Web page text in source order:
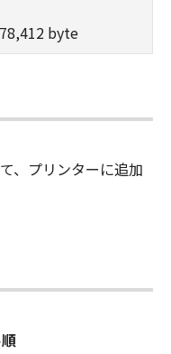
み出すこと、も
れも含むものと
す。お客様はま
を使用すること
「許諾ソフトウ
できます。その
くものとしま
許諾、譲渡、頒
もしくは利用さ
byte
、プリンターに追加